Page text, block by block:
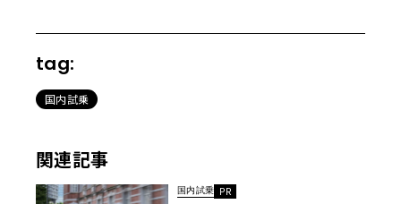
tag:
国内試乗
関連記事
国内試乗 PR